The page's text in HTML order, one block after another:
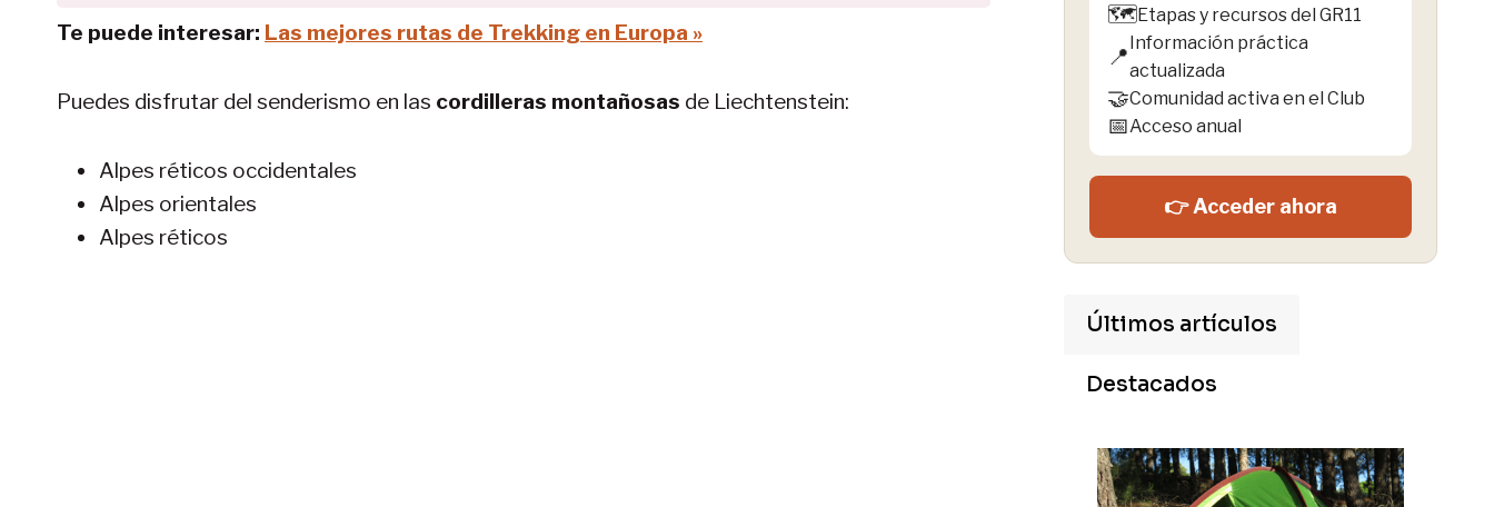
Te puede interesar: Las mejores rutas de Trekking en Europa »
Puedes disfrutar del senderismo en las cordilleras montañosas de Liechtenstein:
Alpes réticos occidentales‎
Alpes orientales
Alpes réticos
🗺️Etapas y recursos del GR11
📍
Información práctica
actualizada
🤝Comunidad activa en el Club
📅Acceso anual
👉 Acceder ahora
Últimos artículos
Destacados